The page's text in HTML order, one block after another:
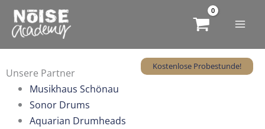
Zum
Inhalt
springen
Kostenlose Probestunde!
Unsere Partner
Musikhaus Schönau
Sonor Drums
Aquarian Drumheads